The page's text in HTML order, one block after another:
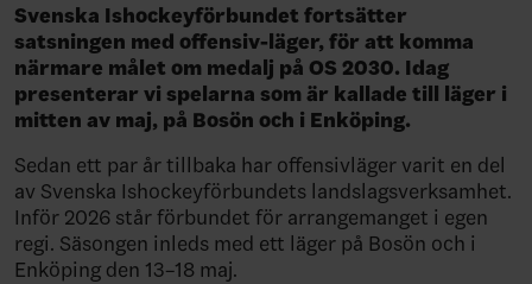
Svenska Ishockeyförbundet fortsätter
satsningen med offensiv-läger, för att komma
närmare målet om medalj på OS 2030. Idag
presenterar vi spelarna som är kallade till läger i
mitten av maj, på Bosön och i Enköping.
Sedan ett par år tillbaka har offensivläger varit en del
av Svenska Ishockeyförbundets landslagsverksamhet.
Inför 2026 står förbundet för arrangemanget i egen
regi. Säsongen inleds med ett läger på Bosön och i
Enköping den 13–18 maj.